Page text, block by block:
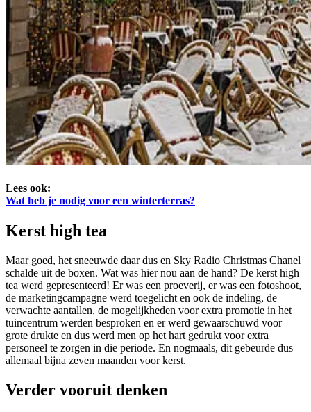
Lees ook:
Wat heb je nodig voor een winterterras?
Kerst high tea
Maar goed, het sneeuwde daar dus en Sky Radio Christmas Chanel
schalde uit de boxen. Wat was hier nou aan de hand? De kerst high
tea werd gepresenteerd! Er was een proeverij, er was een fotoshoot,
de marketingcampagne werd toegelicht en ook de indeling, de
verwachte aantallen, de mogelijkheden voor extra promotie in het
tuincentrum werden besproken en er werd gewaarschuwd voor
grote drukte en dus werd men op het hart gedrukt voor extra
personeel te zorgen in die periode. En nogmaals, dit gebeurde dus
allemaal bijna zeven maanden voor kerst.
Verder vooruit denken